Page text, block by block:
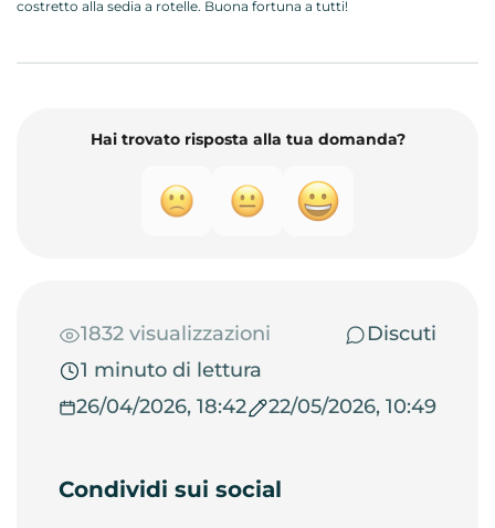
costretto alla sedia a rotelle. Buona fortuna a tutti!
Hai trovato risposta alla tua domanda?
1832 visualizzazioni
Discuti
1 minuto di lettura
26/04/2026, 18:42
22/05/2026, 10:49
Condividi sui social